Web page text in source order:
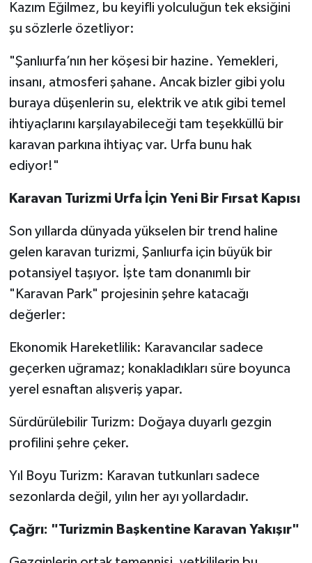
Kazım Eğilmez, bu keyifli yolculuğun tek eksiğini
şu sözlerle özetliyor:
​"Şanlıurfa’nın her köşesi bir hazine. Yemekleri,
insanı, atmosferi şahane. Ancak bizler gibi yolu
buraya düşenlerin su, elektrik ve atık gibi temel
ihtiyaçlarını karşılayabileceği tam teşekküllü bir
karavan parkına ihtiyaç var. Urfa bunu hak
ediyor!"
​Karavan Turizmi Urfa İçin Yeni Bir Fırsat Kapısı
​Son yıllarda dünyada yükselen bir trend haline
gelen karavan turizmi, Şanlıurfa için büyük bir
potansiyel taşıyor. İşte tam donanımlı bir
"Karavan Park" projesinin şehre katacağı
değerler:
​Ekonomik Hareketlilik: Karavancılar sadece
geçerken uğramaz; konakladıkları süre boyunca
yerel esnaftan alışveriş yapar.
​Sürdürülebilir Turizm: Doğaya duyarlı gezgin
profilini şehre çeker.
​Yıl Boyu Turizm: Karavan tutkunları sadece
sezonlarda değil, yılın her ayı yollardadır.
​Çağrı: "Turizmin Başkentine Karavan Yakışır"